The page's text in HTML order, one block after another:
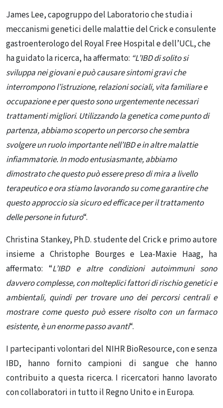
James Lee, capogruppo del Laboratorio che studia i
meccanismi genetici delle malattie del Crick e consulente
gastroenterologo del Royal Free Hospital e dell’UCL, che
ha guidato la ricerca, ha affermato: “L’IBD di solito si
sviluppa nei giovani e può causare sintomi gravi che
interrompono l’istruzione, relazioni sociali, vita familiare e
occupazione e per questo sono urgentemente necessari
trattamenti migliori. Utilizzando la genetica come punto di
partenza, abbiamo scoperto un percorso che sembra
svolgere un ruolo importante nell’IBD e in altre malattie
infiammatorie. In modo entusiasmante, abbiamo
dimostrato che questo può essere preso di mira a livello
terapeutico e ora stiamo lavorando su come garantire che
questo approccio sia sicuro ed efficace per il trattamento
delle persone in futuro“.
Christina Stankey, Ph.D. studente del Crick e primo autore
insieme a Christophe Bourges e Lea-Maxie Haag, ha
affermato: “L’IBD e altre condizioni autoimmuni sono
davvero complesse, con molteplici fattori di rischio genetici e
ambientali, quindi per trovare uno dei percorsi centrali e
mostrare come questo può essere risolto con un farmaco
esistente, è un enorme passo avanti“.
I partecipanti volontari del NIHR BioResource, con e senza
IBD, hanno fornito campioni di sangue che hanno
contribuito a questa ricerca. I ricercatori hanno lavorato
con collaboratori in tutto il Regno Unito e in Europa.